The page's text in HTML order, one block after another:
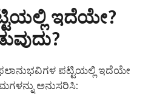
ಇದೆಯೇ?
ಪಟ್ಟಿಯಲ್ಲಿ ಇದೆಯೇ
ಅನುಸರಿಸಿ: